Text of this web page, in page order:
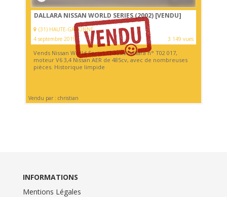
DALLARA NISSAN WORLD SERIES (2002) [VENDU]
(31) HAUTE-GARONNE
4 septembre 2019
3 149 vues
Vends Nissan World Series Châssis Dallara n° T02 017,
moteur V6 3,4 Nissan AER de 485cv, avec de nombreuses
pièces. Historique limpide
Vendu par : christian
INFORMATIONS
Mentions Légales